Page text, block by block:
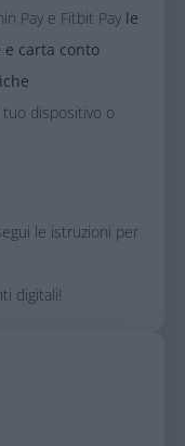
Pay e Fitbit Pay le
carta conto
dispositivo o
le istruzioni per
digitali!